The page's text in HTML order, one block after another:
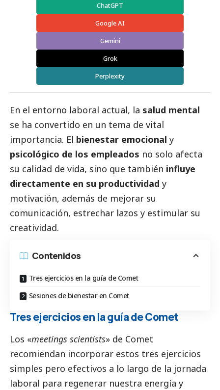
ChatGPT
Google AI
Gemini
Grok
Perplexity
En el entorno laboral actual, la salud mental
se ha convertido en un tema de vital
importancia. El bienestar emocional y
psicológico de los empleados no solo afecta
su calidad de vida, sino que también influye
directamente en su productividad y
motivación, además de mejorar su
comunicación, estrechar lazos y estimular su
creatividad.
Contenidos
Tres ejercicios en la guía de Comet
Sesiones de bienestar en Comet
Tres ejercicios en la guía de Comet
Los «meetings scientists» de Comet
recomiendan incorporar estos tres ejercicios
simples pero efectivos a lo largo de la jornada
laboral para regenerar nuestra energía y